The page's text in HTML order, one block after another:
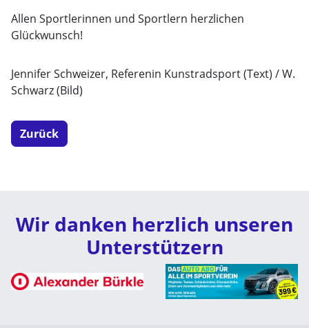
Allen Sportlerinnen und Sportlern herzlichen
Glückwunsch!
Jennifer Schweizer, Referenin Kunstradsport (Text) / W.
Schwarz (Bild)
Zurück
Wir danken herzlich unseren
Unterstützern